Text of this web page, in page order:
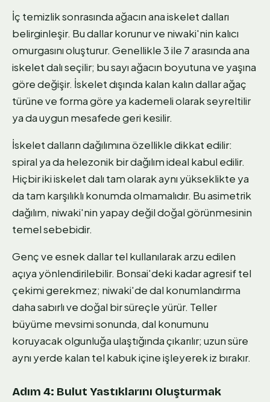
İç temizlik sonrasında ağacın ana iskelet dalları
belirginleşir. Bu dallar korunur ve niwaki'nin kalıcı
omurgasını oluşturur. Genellikle 3 ile 7 arasında ana
iskelet dalı seçilir; bu sayı ağacın boyutuna ve yaşına
göre değişir. İskelet dışında kalan kalın dallar ağaç
türüne ve forma göre ya kademeli olarak seyreltilir
ya da uygun mesafede geri kesilir.
İskelet dalların dağılımına özellikle dikkat edilir:
spiral ya da helezonik bir dağılım ideal kabul edilir.
Hiçbir iki iskelet dalı tam olarak aynı yükseklikte ya
da tam karşılıklı konumda olmamalıdır. Bu asimetrik
dağılım, niwaki'nin yapay değil doğal görünmesinin
temel sebebidir.
Genç ve esnek dallar tel kullanılarak arzu edilen
açıya yönlendirilebilir. Bonsai'deki kadar agresif tel
çekimi gerekmez; niwaki'de dal konumlandırma
daha sabırlı ve doğal bir süreçle yürür. Teller
büyüme mevsimi sonunda, dal konumunu
koruyacak olgunluğa ulaştığında çıkarılır; uzun süre
aynı yerde kalan tel kabuk içine işleyerek iz bırakır.
Adım 4: Bulut Yastıklarını Oluşturmak